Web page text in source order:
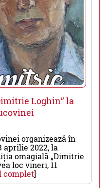
Loghin” la
organizează în
aprilie 2022, la
omagială „Dimitrie
loc vineri, 11
complet]